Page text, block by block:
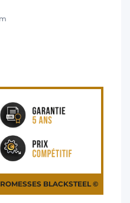
BLACKSTEEL ©